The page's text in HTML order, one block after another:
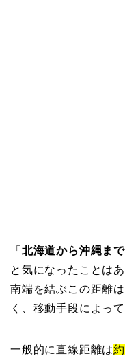
「 北海道から沖縄ま
と気になったことは
南端を結ぶこの距離
く、移動手段によっ
一般的に直線距離は